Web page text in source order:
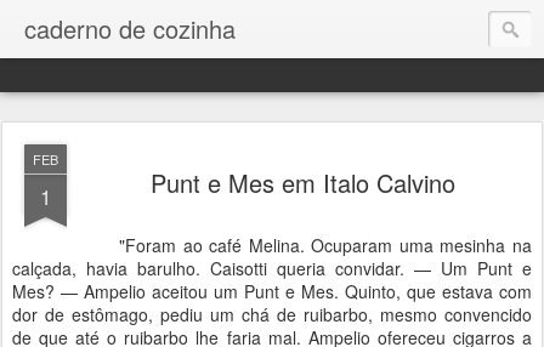
caderno de cozinha
FEB
1 Punt e Mes em Italo Calvino
"Foram ao café Melina. Ocuparam uma mesinha na
calçada, havia barulho. Caisotti queria convidar. — Um Punt e
Mes? — Ampelio aceitou um Punt e Mes. Quinto, que estava com
dor de estômago, pediu um chá de ruibarbo, mesmo convencido
de que até o ruibarbo lhe faria mal. Ampelio ofereceu cigarros a